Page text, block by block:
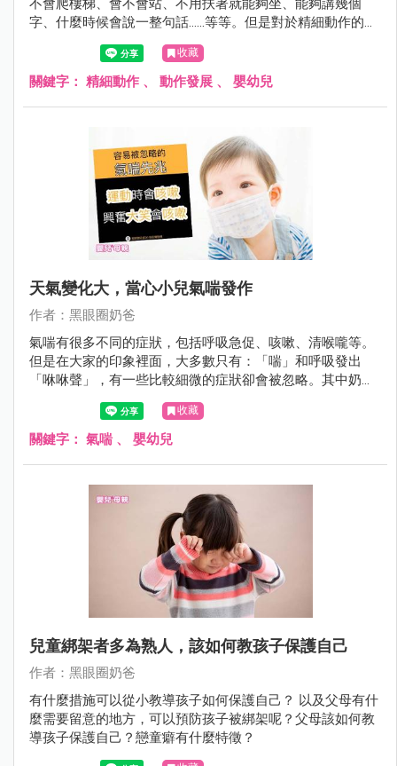
不會爬樓梯、會不會站、不用扶著就能夠坐、能夠講幾個
字、什麼時候會說一整句話……等等。但是對於精細動作的觀
察，較容易忽略。
收藏
關鍵字： 精細動作 、 動作發展 、 嬰幼兒
天氣變化大，當心小兒氣喘發作
作者：黑眼圈奶爸
氣喘有很多不同的症狀，包括呼吸急促、咳嗽、清喉嚨等。
但是在大家的印象裡面，大多數只有：「喘」和呼吸發出
「咻咻聲」，有一些比較細微的症狀卻會被忽略。其中奶爸
Dr.的觀察「運動時候會咳嗽」和「笑得太厲害的時候會咳
嗽」是最容易被父母忽略的。
收藏
關鍵字： 氣喘、 嬰幼兒
兒童綁架者多為熟人，該如何教孩子保護自己
作者：黑眼圈奶爸
有什麼措施可以從小教導孩子如何保護自己？ 以及父母有什
麼需要留意的地方，可以預防孩子被綁架呢？父母該如何教
導孩子保護自己？戀童癖有什麼特徵？